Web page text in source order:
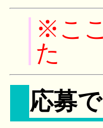
※こ
た
応募